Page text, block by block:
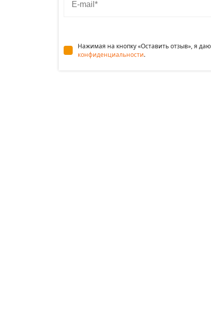
Нажимая на кнопку «Оставить отзыв», я
конфиденциальности.